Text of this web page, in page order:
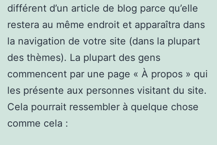
différent d’un article de blog parce qu’elle
restera au même endroit et apparaîtra dans
la navigation de votre site (dans la plupart
des thèmes). La plupart des gens
commencent par une page « À propos » qui
les présente aux personnes visitant du site.
Cela pourrait ressembler à quelque chose
comme cela :